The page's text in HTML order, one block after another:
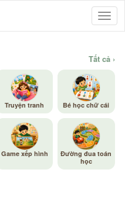
Tất cả ›
Truyện tranh Bé học chữ cái
Game xếp hình
Đường đua toán
học